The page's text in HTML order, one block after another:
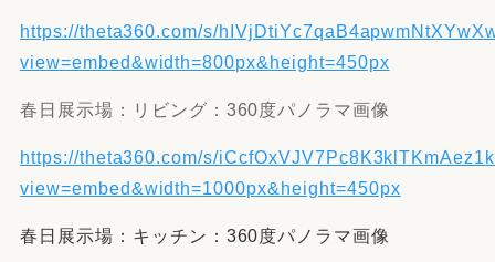
https://theta360.com/s/
view=embed&width=800px&height=450px
春日展示場：リビング：360度パノラマ画像
https://theta360.com/s/
view=embed&width=1000px&height=450px
春日展示場：キッチン：360度パノラマ画像